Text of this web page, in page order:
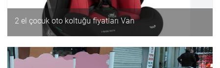
2 el çocuk oto koltuğu fiyatları Van